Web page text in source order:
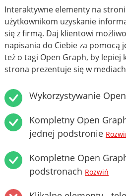
Interaktywne elementy na
użytkownikom uzyskanie
się z firmą. Daj klientowi
napisania do Ciebie za pomocą
też o tagi Open Graph, by lepiej
strona prezentuje się w
Wykorzystywanie
Kompletny Open
jednej podstronie
Kompletne Open
podstronach Rozwiń